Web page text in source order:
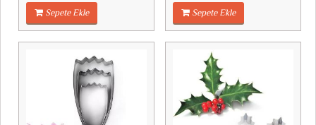
Sepete Ekle Sepete Ekle